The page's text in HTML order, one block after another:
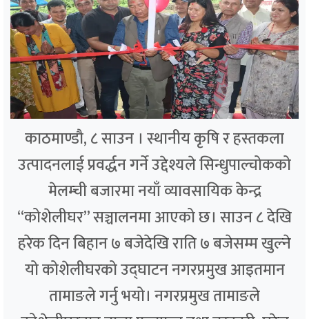
काठमाण्डौ, ८ साउन । स्थानीय कृषि र हस्तकला
उत्पादनलाई प्रवर्द्धन गर्ने उद्देश्यले सिन्धुपाल्चोकको
मेलम्ची बजारमा नयाँ व्यावसायिक केन्द्र
“कोशेलीघर” सञ्चालनमा आएको छ। साउन ८ देखि
हरेक दिन बिहान ७ बजेदेखि राति ७ बजेसम्म खुल्ने
यो कोशेलीघरको उद्घाटन नगरप्रमुख आइतमान
तामाङले गर्नु भयो। नगरप्रमुख तामाङले